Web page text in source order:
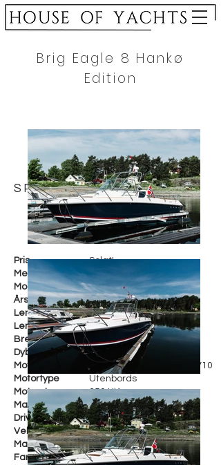
Brig Eagle 8 Hankø
Edition
SPESIFIKASJON
Pris
Solgt!
Merke
Brig
Modell
E8H
Årsmodell
2023
Lengde i cm
800 cm
Lengde i fot
26 fot
Bredde
290 cm
Dybde
Motorfabrikant
Mercury Verado 350 XL V10
Motortype
Utenbords
Motorstr.
350 HK
Maks fart
Drivstoff
Bensin
Vekt
Materiale
Glassfiber
Farge
Sort